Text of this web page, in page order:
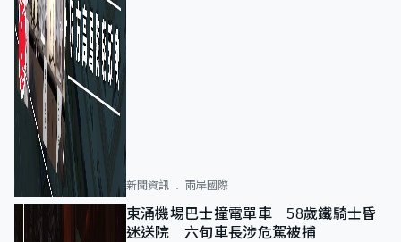
新聞資訊 兩岸國際
東涌機場巴士撞電單車 58歲鐵騎士昏
迷送院 六旬車長涉危駕被捕